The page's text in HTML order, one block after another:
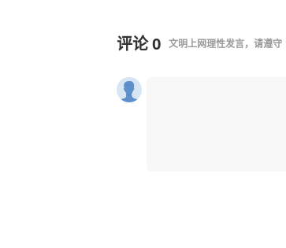
评论0 文明上网理性发言，请遵守